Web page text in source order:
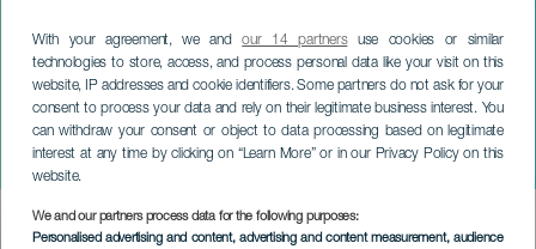
With your agreement, we andour 14 partnersuse cookies or similar
technologies to store, access, and process personal data like your visit on this
website, IP addresses and cookie identifiers. Some partners do not ask for your
consent to process your data and rely on their legitimate business interest. You
can withdraw your consent or object to data processing based on legitimate
interest at any time by clicking on “Learn More” or in our Privacy Policy on this
website.
We and our partners process data for the following purposes:
Personalised advertising and content, advertising and content measurement, audience
De schitterende
festiviteiten van
Vallehermoso
LA GOMERA
Imagen
Listado